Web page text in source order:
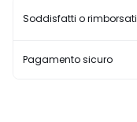
Soddisfatti o rimborsati
Pagamento sicuro